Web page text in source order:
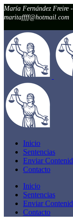
María Fernández Freire
maritaffff@hotmail.com
Inicio
Sentencias
Enviar
Contacto
Inicio
Sentencias
Enviar
Contacto